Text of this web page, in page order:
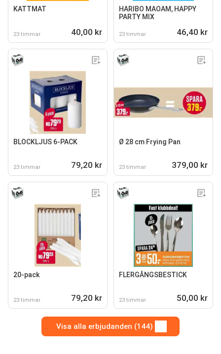
KATTMAT
23 timmar 40,00 kr
HARIBO MAOAM, HAPPY
PARTY MIX
23 timmar 46,40 kr
BLOCKLJUS 6-PACK
23 timmar 79,20 kr
Ø 28 cm Frying Pan
23 timmar 379,00 kr
20-pack
23 timmar 79,20 kr
FLERGÅNGSBESTICK
23 timmar 50,00 kr
Visa alla erbjudanden (144)